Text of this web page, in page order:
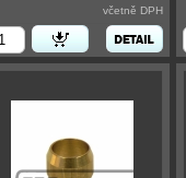
včetně DPH